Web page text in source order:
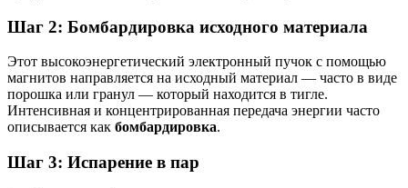
Шаг 2: Бомбардировка исходного материала
Этот высокоэнергетический электронный пучок с помощью
магнитов направляется на исходный материал — часто в виде
порошка или гранул — который находится в тигле.
Интенсивная и концентрированная передача энергии часто
описывается как бомбардировка.
Шаг 3: Испарение в пар